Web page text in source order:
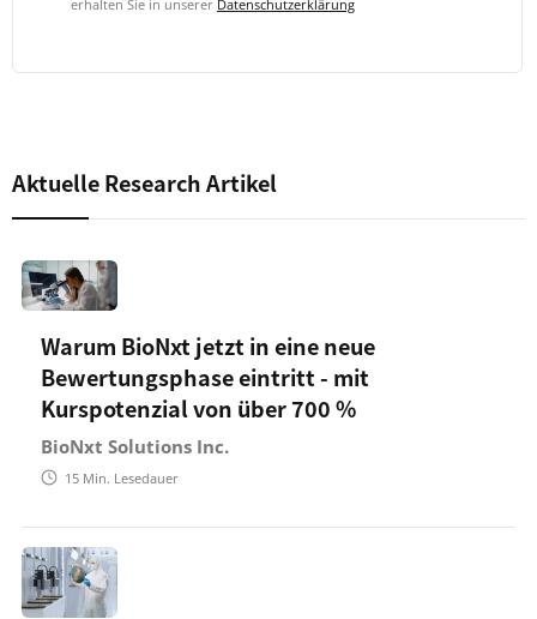
erhalten Sie in unserer Datenschutzerklärung
Aktuelle Research Artikel
Warum BioNxt jetzt in eine neue
Bewertungsphase eintritt - mit
Kurspotenzial von über 700 %
BioNxt Solutions Inc.
15 Min. Lesedauer